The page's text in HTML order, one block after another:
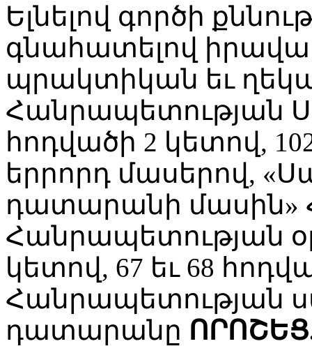
Ելնելով գործի
գնահատելով
պրակտիկան եւ
Հանրապետության
հոդվածի 2 կետով,
երրորդ մասերով,
դատարանի մասին»
Հանրապետության
կետով, 67 եւ 68
Հանրապետության
դատարանը